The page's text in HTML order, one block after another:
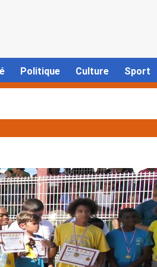
Politique Culture Sport